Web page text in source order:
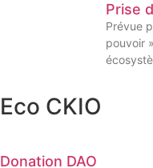
Prise
Prévue
pouvoir
Eco CKIO
Donation DAO